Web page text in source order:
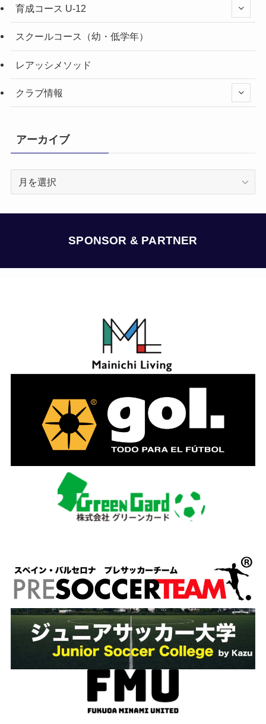
育成コース U-12
スクールコース（幼・低学年）
レアッシメソッド
クラブ情報
アーカイブ
SPONSOR & PARTNER